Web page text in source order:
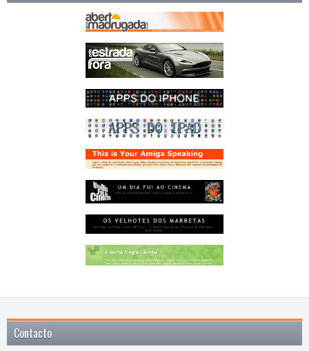
Contacto